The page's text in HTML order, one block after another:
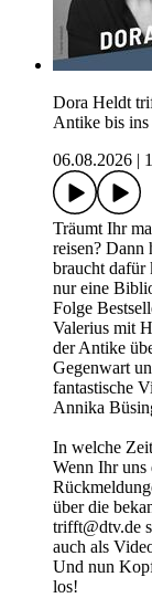
Dora Heldt
Antike bis ins
06.08.2026
Träumt Ihr
reisen? Dann
braucht dafür
nur eine
Folge
Valerius mit
der Antike
Gegenwart
fantastische
Annika
In welche
Wenn Ihr uns
über die
trifft@dtv.de
auch als
Und nun
los!